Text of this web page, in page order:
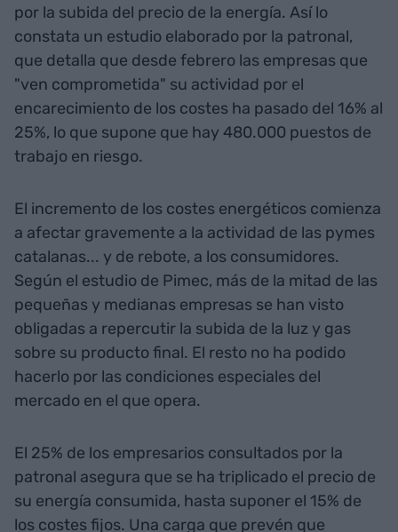
por la subida del precio de la energía. Así lo
constata un estudio elaborado por la patronal,
que detalla que desde febrero las empresas que
"ven comprometida" su actividad por el
encarecimiento de los costes ha pasado del 16% al
25%, lo que supone que hay 480.000 puestos de
trabajo en riesgo.
El incremento de los costes energéticos comienza
a afectar gravemente a la actividad de las pymes
catalanas... y de rebote, a los consumidores.
Según el estudio de Pimec, más de la mitad de las
pequeñas y medianas empresas se han visto
obligadas a repercutir la subida de la luz y gas
sobre su producto final. El resto no ha podido
hacerlo por las condiciones especiales del
mercado en el que opera.
El 25% de los empresarios consultados por la
patronal asegura que se ha triplicado el precio de
su energía consumida, hasta suponer el 15% de
los costes fijos. Una carga que prevén que